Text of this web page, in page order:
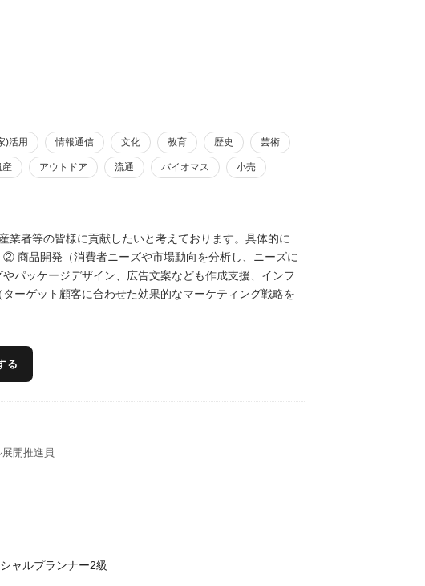
)活用 情報通信 文化 教育 歴史 芸術
産 アウトドア 流通 バイオマス 小売
業者等の皆様に貢献したいと考えております。具体的に
商品開発（消費者ニーズや市場動向を分析し、ニーズに
パッケージデザイン、広告文案なども作成支援、インフ
ーゲット顧客に合わせた効果的なマーケティング戦略を
、経営コンサルティング、資金調達支援、海外進出支援
用したブランディングの支援も行ってまいります。
る
開推進員
ャルプランナー2級